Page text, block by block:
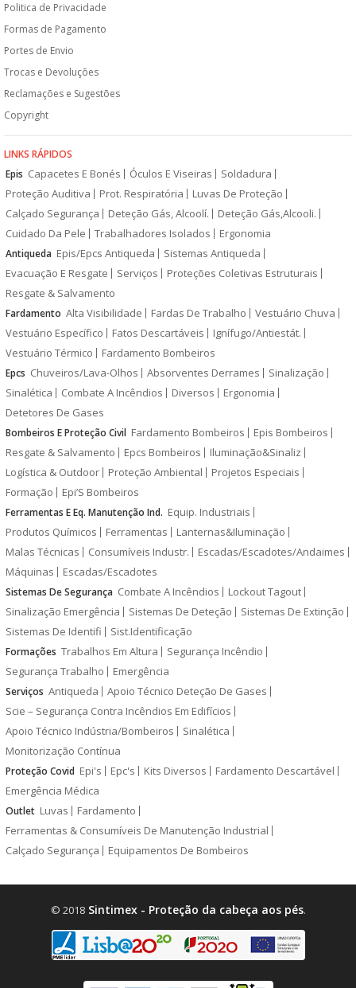
Politica de Privacidade
Formas de Pagamento
Portes de Envio
Trocas e Devoluções
Reclamações e Sugestões
Copyright
LINKS RÁPIDOS
Epis Capacetes E Bonés Óculos E Viseiras
Soldadura
Proteção Auditiva
Prot. Respiratória
Luvas De Proteção
Calçado Segurança
Deteção Gás, Alcoolí.
Deteção Gás,Alcooli.
Cuidado Da Pele
Trabalhadores Isolados Ergonomia
Antiqueda Epis/Epcs Antiqueda
Sistemas Antiqueda
Evacuação E Resgate
Serviços
Proteções Coletivas Estruturais
Resgate & Salvamento
Fardamento Alta Visibilidade Fardas De Trabalho
Vestuário Chuva
Vestuário Específico
Fatos Descartáveis
Ignífugo/Antiestát.
Vestuário Térmico
Fardamento Bombeiros
Epcs Chuveiros/Lava-Olhos Absorventes Derrames
Sinalização
Sinalética
Combate A Incêndios Diversos
Ergonomia
Detetores De Gases
Bombeiros E Proteção Civil Fardamento Bombeiros
Epis Bombeiros
Resgate & Salvamento
Epcs Bombeiros
Iluminação&Sinaliz
Logística & Outdoor
Proteção Ambiental
Projetos Especiais
Formação
Epi’S Bombeiros
Ferramentas E Eq. Manutenção Ind. Equip. Industriais
Produtos Químicos
Ferramentas
Lanternas&Iluminação
Malas Técnicas
Consumíveis Industr.
Escadas/Escadotes/Andaimes
Máquinas
Escadas/Escadotes
Sistemas De Segurança Combate A Incêndios
Lockout Tagout
Sinalização Emergência
Sistemas De Deteção
Sistemas De Extinção
Sistemas De Identifi
Sist.Identificação
Formações Trabalhos Em Altura
Segurança Incêndio
Segurança Trabalho
Emergência
Serviços Antiqueda
Apoio Técnico Deteção De Gases
Scie – Segurança Contra Incêndios Em Edifícios
Apoio Técnico Indústria/Bombeiros
Sinalética
Monitorização Contínua
Proteção Covid Epi's Epc's Kits Diversos
Fardamento Descartável
Emergência Médica
Outlet Luvas
Fardamento
Ferramentas & Consumíveis De Manutenção Industrial
Calçado Segurança
Equipamentos De Bombeiros
© 2018Sintimex - Proteção da cabeça aos pés.